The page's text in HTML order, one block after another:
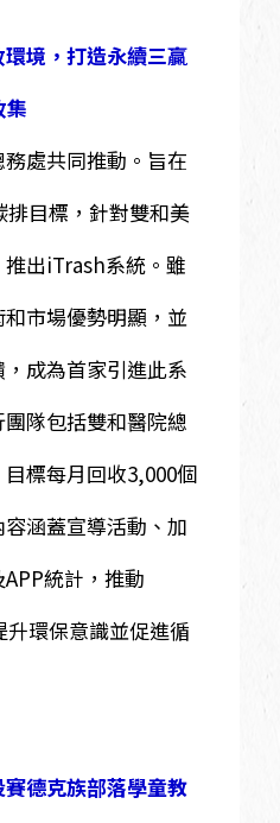
境，打造永續三贏
處共同推動。旨在
排目標，針對雙和美
出iTrash系統。雖
市場優勢明顯，並
成為首家引進此系
隊包括雙和醫院總
標每月回收3,000個
涵蓋宣導活動、加
統計，推動
升環保意識並促進循
德克族部落學童教